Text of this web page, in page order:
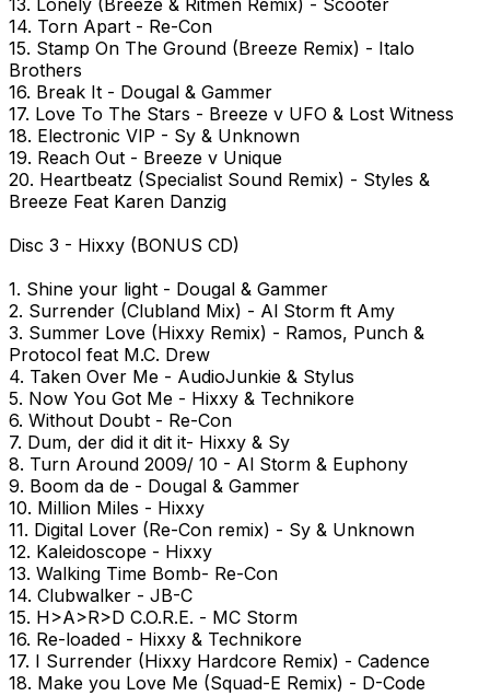
13. Lonely (Breeze & Ritmen Remix) - Scooter
14. Torn Apart - Re-Con
15. Stamp On The Ground (Breeze Remix) - Italo
Brothers
16. Break It - Dougal & Gammer
17. Love To The Stars - Breeze v UFO & Lost Witness
18. Electronic VIP - Sy & Unknown
19. Reach Out - Breeze v Unique
20. Heartbeatz (Specialist Sound Remix) - Styles &
Breeze Feat Karen Danzig
Disc 3 - Hixxy (BONUS CD)
1. Shine your light - Dougal & Gammer
2. Surrender (Clubland Mix) - Al Storm ft Amy
3. Summer Love (Hixxy Remix) - Ramos, Punch &
Protocol feat M.C. Drew
4. Taken Over Me - AudioJunkie & Stylus
5. Now You Got Me - Hixxy & Technikore
6. Without Doubt - Re-Con
7. Dum, der did it dit it- Hixxy & Sy
8. Turn Around 2009/ 10 - Al Storm & Euphony
9. Boom da de - Dougal & Gammer
10. Million Miles - Hixxy
11. Digital Lover (Re-Con remix) - Sy & Unknown
12. Kaleidoscope - Hixxy
13. Walking Time Bomb- Re-Con
14. Clubwalker - JB-C
15. H>A>R>D C.O.R.E. - MC Storm
16. Re-loaded - Hixxy & Technikore
17. I Surrender (Hixxy Hardcore Remix) - Cadence
18. Make you Love Me (Squad-E Remix) - D-Code